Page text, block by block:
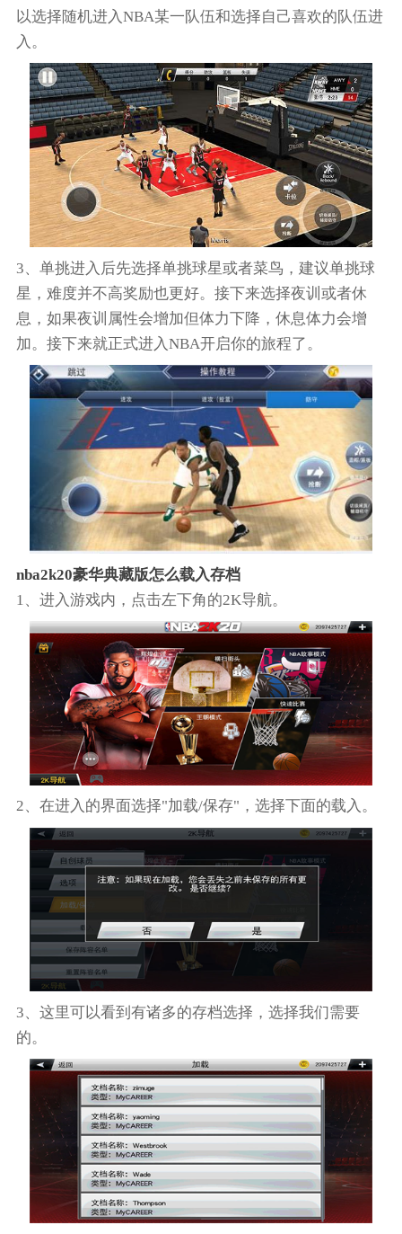
以选择随机进入NBA某一队伍和选择自己喜欢的队伍进
入。
3、单挑进入后先选择单挑球星或者菜鸟，建议单挑球
星，难度并不高奖励也更好。接下来选择夜训或者休
息，如果夜训属性会增加但体力下降，休息体力会增
加。接下来就正式进入NBA开启你的旅程了。
nba2k20豪华典藏版怎么载入存档
1、进入游戏内，点击左下角的2K导航。
2、在进入的界面选择"加载/保存"，选择下面的载入。
3、这里可以看到有诸多的存档选择，选择我们需要
的。